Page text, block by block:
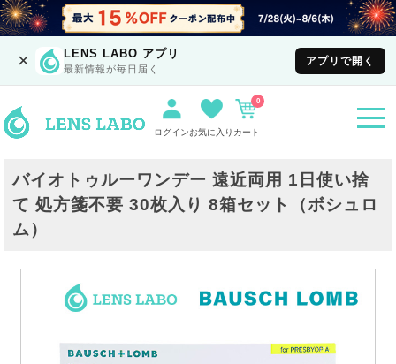
× LENS LABO アプリ
最新情報が毎日届く
アプリで開く
ログインお気に入り カート
0
バイオトゥルーワンデー 遠近両用 1日使い捨
て 処方箋不要 30枚入り 8箱セット（ボシュロ
ム）